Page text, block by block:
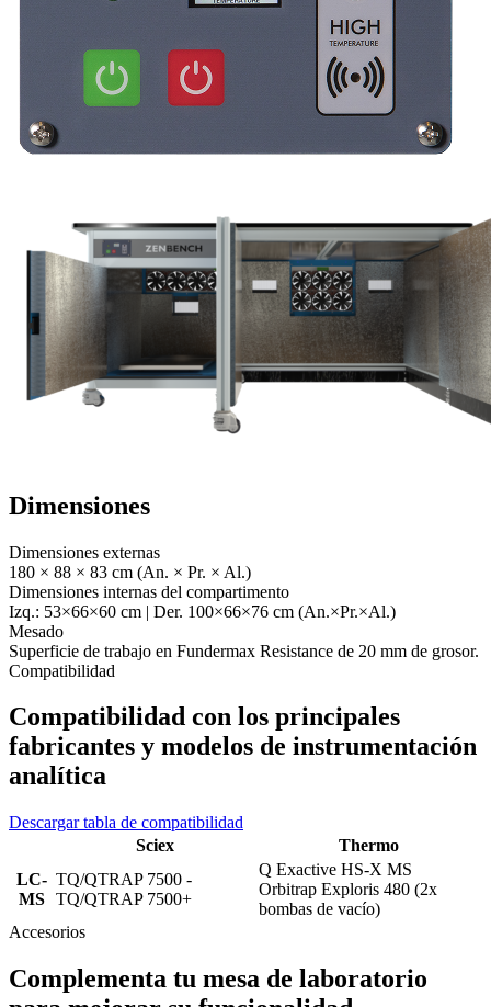
Dimensiones
Dimensiones externas
180 × 88 × 83 cm (An. × Pr. × Al.)
Dimensiones internas del compartimento
Izq.: 53×66×60 cm | Der. 100×66×76 cm (An.×Pr.×Al.)
Mesado
Superficie de trabajo en Fundermax Resistance de 20 mm de grosor.
Compatibilidad
Compatibilidad con los principales
fabricantes y modelos de instrumentación
analítica
Descargar tabla de compatibilidad
Sciex
Thermo
LC-
MS
TQ/QTRAP 7500 -
TQ/QTRAP 7500+
Q Exactive HS-X MS
Orbitrap Exploris 480 (2x
bombas de vacío)
Accesorios
Complementa tu mesa de laboratorio